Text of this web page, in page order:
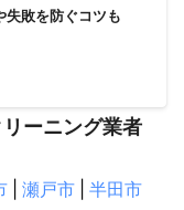
失敗を防ぐコツも
ーニング業者
瀬戸市
半田市